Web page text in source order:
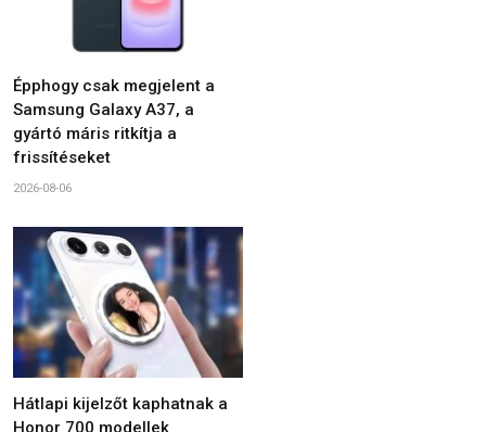
Épphogy csak megjelent a
Samsung Galaxy A37, a
gyártó máris ritkítja a
frissítéseket
2026-08-06
Hátlapi kijelzőt kaphatnak a
Honor 700 modellek